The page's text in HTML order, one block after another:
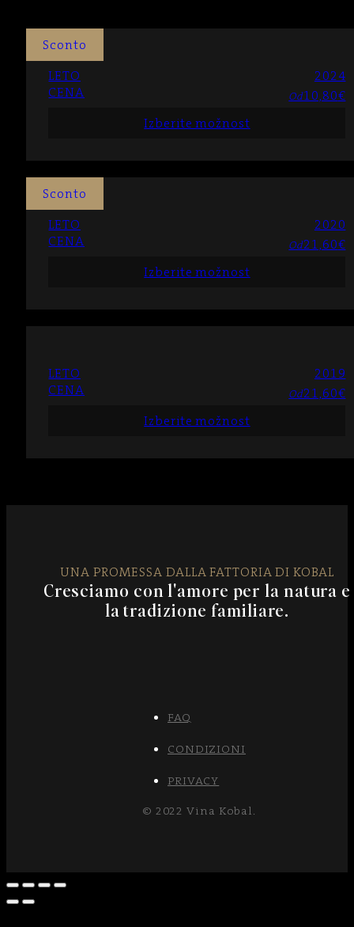
Sconto
LETO
2024
CENA
Od10,80€
Izberite možnost
Sconto
LETO
2020
CENA
Od21,60€
Izberite možnost
LETO
2019
CENA
Od21,60€
Izberite možnost
UNA PROMESSA DALLA FATTORIA DI KOBAL
Cresciamo con l'amore per la natura e
la tradizione familiare.
FAQ
CONDIZIONI
PRIVACY
© 2022 Vina Kobal.